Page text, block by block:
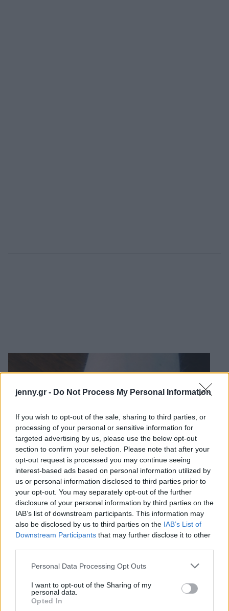
jenny.gr - Do Not Process My Personal Information
If you wish to opt-out of the sale, sharing to third parties, or
processing of your personal or sensitive information for
targeted advertising by us, please use the below opt-out
section to confirm your selection. Please note that after your
opt-out request is processed you may continue seeing
interest-based ads based on personal information utilized by
us or personal information disclosed to third parties prior to
your opt-out. You may separately opt-out of the further
disclosure of your personal information by third parties on the
IAB’s list of downstream participants. This information may
also be disclosed by us to third parties on the IAB’s List of
Downstream Participants that may further disclose it to other
Please note that this website/app uses one or more Google
not limited to your visit or usage behaviour. You may click to
grant or deny consent to Google and its third-party tags to
use your data for below specified purposes in below Google
Personal Data Processing Opt Outs
I want to opt-out of the Sharing of my
personal data.
Opted In